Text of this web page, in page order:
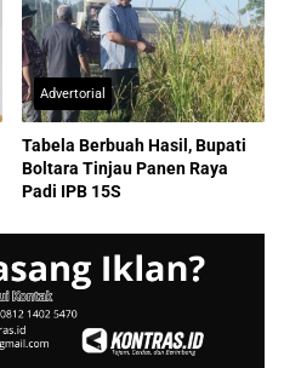
Advertorial
Tabela Berbuah Hasil, Bupati
Boltara Tinjau Panen Raya
Padi IPB 15S